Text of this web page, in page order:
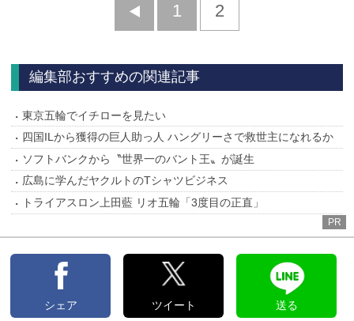
前
1 2
編集部おすすめの関連記事
東京五輪でイチローを見たい
四国ILから獲得の巨人助っ人 ハングリーさで救世主になれるか
ソフトバンクから〝世界一のバント王〟が誕生
広島に学んだヤクルトのTシャツビジネス
トライアスロン上田藍 リオ五輪「3度目の正直」
PR
シェア ツイート 送る